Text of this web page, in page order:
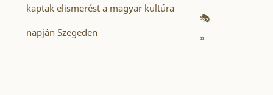
kaptak elismerést a magyar kultúra
napján Szegeden
🎭
»